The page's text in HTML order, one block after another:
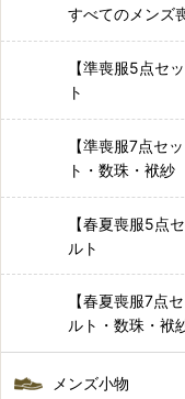
すべてのメンズ
【準喪服5点セ
ト
【準喪服7点セ
ト・数珠・袱紗
【春夏喪服5点
ルト
【春夏喪服7点
ルト・数珠・袱
メンズ小物